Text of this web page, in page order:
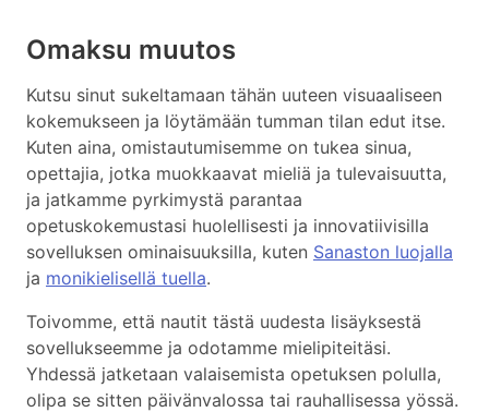
Omaksu muutos
Kutsu sinut sukeltamaan tähän uuteen visuaaliseen
kokemukseen ja löytämään tumman tilan edut itse.
Kuten aina, omistautumisemme on tukea sinua,
opettajia, jotka muokkaavat mieliä ja tulevaisuutta,
ja jatkamme pyrkimystä parantaa
opetuskokemustasi huolellisesti ja innovatiivisilla
sovelluksen ominaisuuksilla, kuten Sanaston luojalla
ja monikielisellä tuella.
Toivomme, että nautit tästä uudesta lisäyksestä
sovellukseemme ja odotamme mielipiteitäsi.
Yhdessä jatketaan valaisemista opetuksen polulla,
olipa se sitten päivänvalossa tai rauhallisessa yössä.